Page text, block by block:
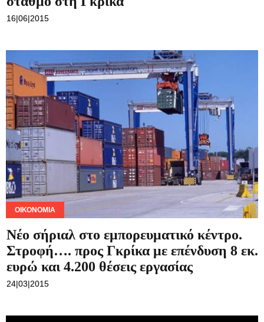
ΟΙΚΟΝΟΜΊΑ
Νέο σήριαλ στο εμπορευματικό κέντρο.
Στροφή…. προς Γκρίκα με επένδυση 8 εκ.
ευρώ και 4.200 θέσεις εργασίας
24|03|2015